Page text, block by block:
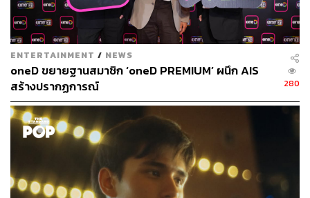
ENTERTAINMENT / NEWS
oneD ขยายฐานสมาชิก ‘oneD PREMIUM’ ผนึก AIS
สร้างปรากฏการณ์
280